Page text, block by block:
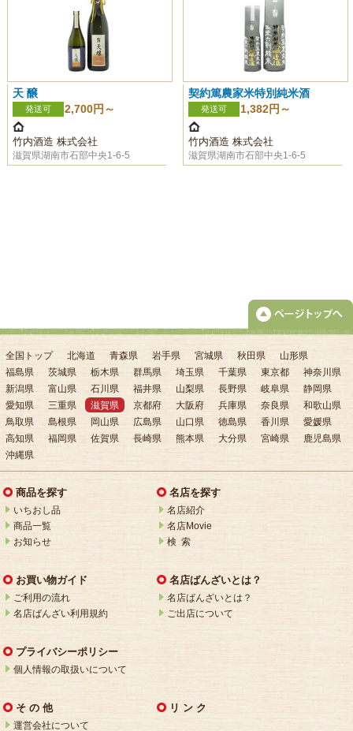
天 醸
発送可 2,700円～
竹内酒造 株式会社
滋賀県湖南市石部中央1-6-5
契約篤農家米特別純米酒
発送可 1,382円～
竹内酒造 株式会社
滋賀県湖南市石部中央1-6-5
全国トップ 北海道 青森県 岩手県 宮城県 秋田県
山形県
福島県
茨城県 栃木県 群馬県 埼玉県 千葉県 東京都
神奈川県
新潟県
富山県 石川県 福井県 山梨県 長野県 岐阜県
静岡県
愛知県
三重県 滋賀県 京都府 大阪府 兵庫県 奈良県
和歌山県
鳥取県
島根県 岡山県 広島県 山口県 徳島県 香川県
愛媛県
高知県
福岡県 佐賀県 長崎県 熊本県 大分県 宮崎県
鹿児島県
沖縄県
商品を探す
いちおし品
商品一覧
お知らせ
名店を探す
名店紹介
名店Movie
検 索
お買い物ガイド
ご利用の流れ
名店ばんざい利用規約
名店ばんざいとは？
名店ばんざいとは？
ご出店について
プライバシーポリシー
個人情報の取扱いについて
そ の 他
運営会社について
リ ン ク